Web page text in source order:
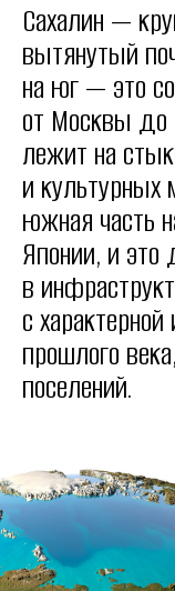
Сахалин —
вытянутый
на юг — это
от Москвы до
лежит на
и культурных
южная часть
Японии, и это
в
с
прошлого
поселений.